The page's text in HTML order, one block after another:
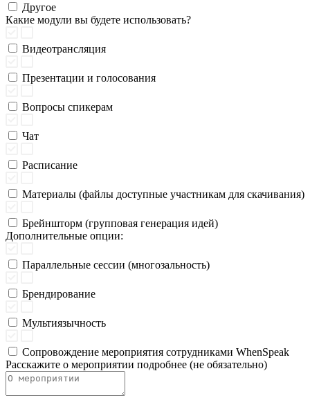
Другое
Какие модули вы будете использовать?
Видеотрансляция
Презентации и голосования
Вопросы спикерам
Чат
Расписание
Материалы (файлы доступные участникам для скачивания)
Брейншторм (групповая генерация идей)
Дополнительные опции:
Параллельные сессии (многозальность)
Брендирование
Мультиязычность
Сопровождение мероприятия сотрудниками WhenSpeak
Расскажите о мероприятии подробнее (не обязательно)